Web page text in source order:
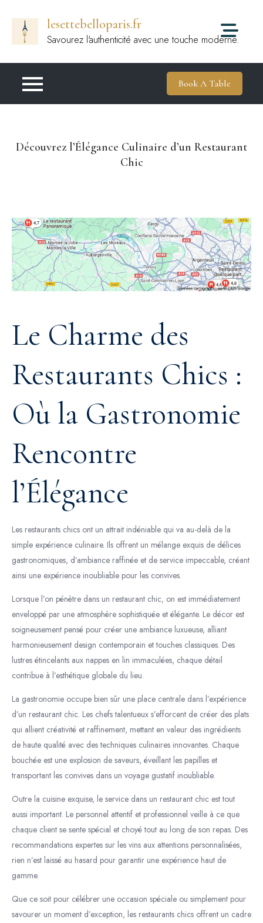
contenu
lesettebelloparis.fr
Savourez l'authenticité avec une touche moderne.
Book A Table
Découvrez l’Élégance Culinaire d’un Restaurant
Chic
Le Charme des
Restaurants Chics :
Où la Gastronomie
Rencontre
l’Élégance
Les restaurants chics ont un attrait indéniable qui va au-delà de la
simple expérience culinaire. Ils offrent un mélange exquis de délices
gastronomiques, d’ambiance raffinée et de service impeccable, créant
ainsi une expérience inoubliable pour les convives.
Lorsque l’on pénètre dans un restaurant chic, on est immédiatement
enveloppé par une atmosphère sophistiquée et élégante. Le décor est
soigneusement pensé pour créer une ambiance luxueuse, alliant
harmonieusement design contemporain et touches classiques. Des
lustres étincelants aux nappes en lin immaculées, chaque détail
contribue à l’esthétique globale du lieu.
La gastronomie occupe bien sûr une place centrale dans l’expérience
d’un restaurant chic. Les chefs talentueux s’efforcent de créer des plats
qui allient créativité et raffinement, mettant en valeur des ingrédients
de haute qualité avec des techniques culinaires innovantes. Chaque
bouchée est une explosion de saveurs, éveillant les papilles et
transportant les convives dans un voyage gustatif inoubliable.
Outre la cuisine exquise, le service dans un restaurant chic est tout
aussi important. Le personnel attentif et professionnel veille à ce que
chaque client se sente spécial et choyé tout au long de son repas. Des
recommandations expertes sur les vins aux attentions personnalisées,
rien n’est laissé au hasard pour garantir une expérience haut de
gamme.
Que ce soit pour célébrer une occasion spéciale ou simplement pour
savourer un moment d’exception, les restaurants chics offrent un cadre